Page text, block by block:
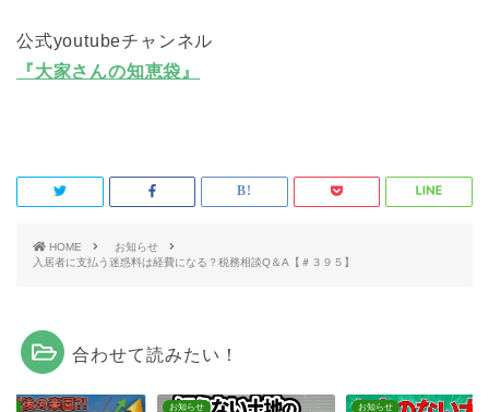
公式youtubeチャンネル
『大家さんの知恵袋』
HOME
お知らせ
入居者に支払う迷惑料は経費になる？税務相談Q＆A【＃３９５】
合わせて読みたい！
お知らせ お知らせ